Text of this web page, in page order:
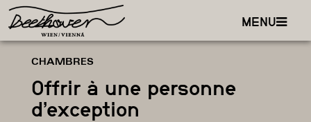
MENU
CHAMBRES
Offrir à une personne
d’exception